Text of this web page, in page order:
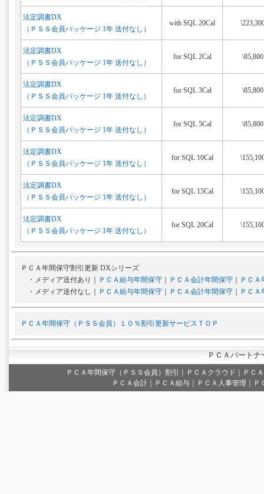
法定調書DX
（ＰＳＳ会員パッケージ 1年 送付なし）
with SQL 20Cal
法定調書DX
（ＰＳＳ会員パッケージ 1年 送付なし）
for SQL 2Cal \85,800
法定調書DX
（ＰＳＳ会員パッケージ 1年 送付なし）
for SQL 3Cal \85,800
法定調書DX
（ＰＳＳ会員パッケージ 1年 送付なし）
for SQL 5Cal \85,800
法定調書DX
（ＰＳＳ会員パッケージ 1年 送付なし）
for SQL 10Cal
法定調書DX
（ＰＳＳ会員パッケージ 1年 送付なし）
for SQL 15Cal
法定調書DX
（ＰＳＳ会員パッケージ 1年 送付なし）
for SQL 20Cal
ＰＣＡ年間保守割引更新 DXシリーズ
・メディア送付あり｜
ＰＣＡ給与年間保守 ＰＣＡ会計年間保守
ＰＣＡ
・メディア送付なし｜
ＰＣＡ給与年間保守 ＰＣＡ会計年間保守 ＰＣＡ
ＰＣＡ年間保守（ＰＳＳ会員）１０％割引更新サービスＴＯＰ
ＰＣＡパート
ＰＣＡ年間保守（ＰＳＳ会員）割引 ＰＣＡクラウド
ＰＣ
ＰＣＡ会計｜ＰＣＡ給与｜ＰＣＡ人事管理｜